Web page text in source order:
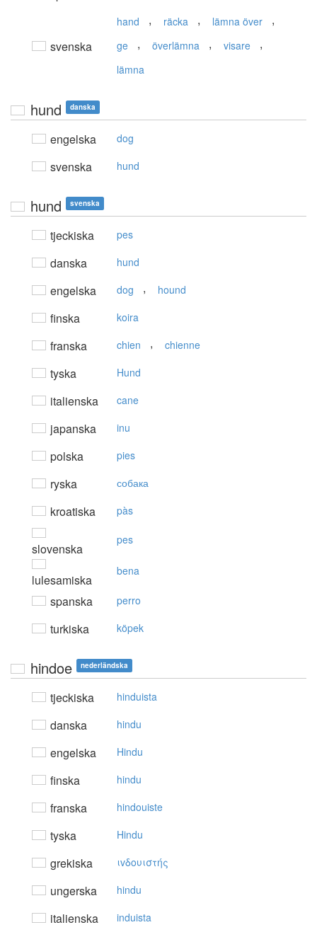
svenska
hand , räcka , lämna över ,
ge , överlämna , visare ,
lämna
hund danska
engelska dog
svenska hund
hund svenska
tjeckiska pes
danska hund
engelska dog , hound
finska koira
franska chien , chienne
tyska Hund
italienska cane
japanska inu
polska pies
ryska собака
kroatiska pàs
slovenska
pes
lulesamiska
bena
spanska perro
turkiska köpek
hindoe nederländska
tjeckiska hinduista
danska hindu
engelska Hindu
finska hindu
franska hindouiste
tyska Hindu
grekiska ιvδoυιστής
ungerska hindu
italienska induista